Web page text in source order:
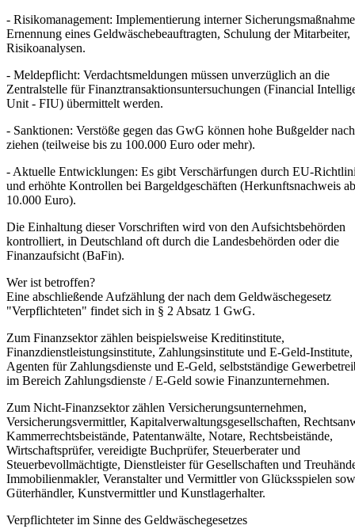
- Risikomanagement: Implementierung interner
Ernennung eines Geldwäschebeauftragten, Schulung der Mitarbeiter,
Risikoanalysen.
- Meldepflicht: Verdachtsmeldungen müssen unverzüglich an die
Zentralstelle für Finanztransaktionsuntersuchungen (Financial
Unit - FIU) übermittelt werden.
- Sanktionen: Verstöße gegen das GwG können hohe Bußgelder
ziehen (teilweise bis zu 100.000 Euro oder mehr).
- Aktuelle Entwicklungen: Es gibt Verschärfungen durch EU-
und erhöhte Kontrollen bei Bargeldgeschäften (Herkunftsnachweis ab
10.000 Euro).
Die Einhaltung dieser Vorschriften wird von den Aufsichtsbehörden
kontrolliert, in Deutschland oft durch die Landesbehörden oder die
Finanzaufsicht (BaFin).
Wer ist betroffen?
Eine abschließende Aufzählung der nach dem Geldwäschegesetz
"Verpflichteten" findet sich in § 2 Absatz 1 GwG.
Zum Finanzsektor zählen beispielsweise Kreditinstitute,
Finanzdienstleistungsinstitute, Zahlungsinstitute und E-Geld-Institute,
Agenten für Zahlungsdienste und E-Geld, selbstständige
im Bereich Zahlungsdienste / E-Geld sowie Finanzunternehmen.
Zum Nicht-Finanzsektor zählen Versicherungsunternehmen,
Versicherungsvermittler, Kapitalverwaltungsgesellschaften,
Kammerrechtsbeistände, Patentanwälte, Notare, Rechtsbeistände,
Wirtschaftsprüfer, vereidigte Buchprüfer, Steuerberater und
Steuerbevollmächtigte, Dienstleister für Gesellschaften und
Immobilienmakler, Veranstalter und Vermittler von Glücksspielen
Güterhändler, Kunstvermittler und Kunstlagerhalter.
Verpflichteter im Sinne des Geldwäschegesetzes